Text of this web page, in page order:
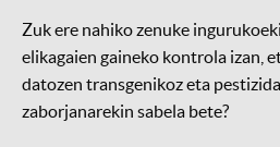
Zuk ere nahiko zenuke
elikagaien gaineko kontrola izan,
datozen transgenikoz eta
zaborjanarekin sabela bete?